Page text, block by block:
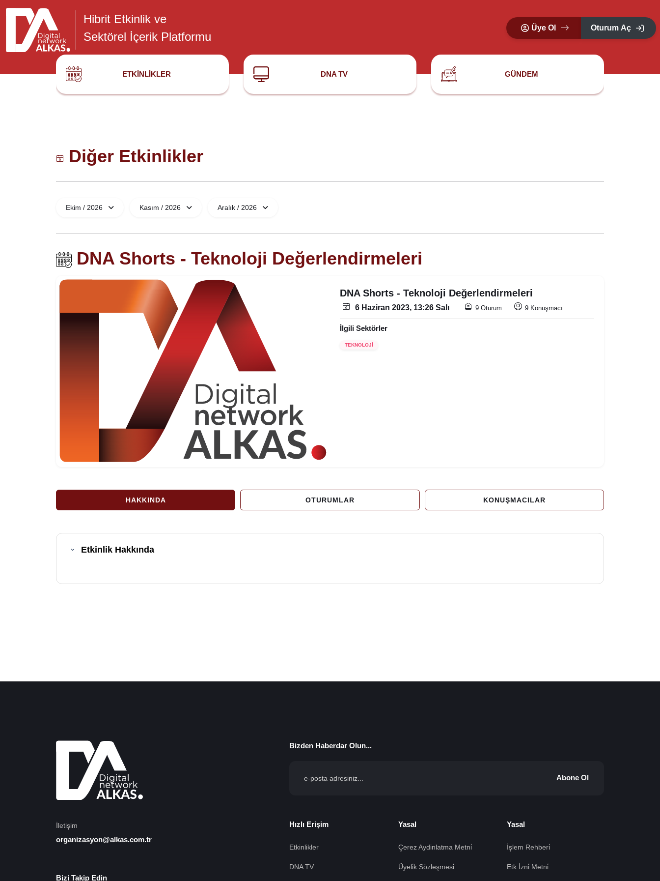
Hibrit Etkinlik ve
Sektörel İçerik Platformu
Üye Ol Oturum Aç
ETKINLIKLER DNA TV GÜNDEM
Diğer Etkinlikler
Ekim / 2026 Kasım / 2026 Aralık / 2026
DNA Shorts - Teknoloji Değerlendirmeleri
DNA Shorts - Teknoloji Değerlendirmeleri
6 Haziran 2023, 13:26 Salı 9 Oturum 9 Konuşmacı
İlgili Sektörler
TEKNOLOJİ
HAKKINDA OTURUMLAR KONUŞMACILAR
Etkinlik Hakkında
İletişim
organizasyon@alkas.com.tr
Bizi Takip Edin
Bizden Haberdar Olun...
Abone Ol
Hızlı Erişim
Etkinlikler
DNA TV
Yasal
Çerez Aydinlatma Metni̇
Üyeli̇k Sözleşmesi̇
Yasal
İşlem Rehberi̇
Etk İzni̇ Metni̇